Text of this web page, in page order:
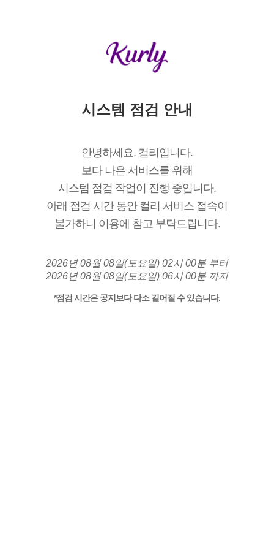
시스템 점검 안내
안녕하세요. 컬리입니다.
보다 나은 서비스를 위해
시스템 점검 작업이 진행 중입니다.
아래 점검 시간 동안 컬리 서비스 접속이
불가하니 이용에 참고 부탁드립니다.
2026년 08월 08일(토요일) 02시 00분 부터
2026년 08월 08일(토요일) 06시 00분 까지
*점검 시간은 공지보다 다소 길어질 수 있습니다.